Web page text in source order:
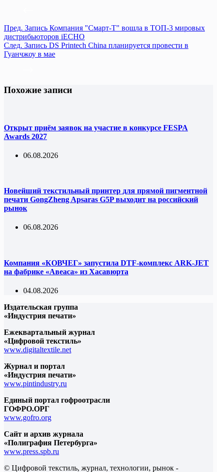
Пред. Запись Компания "Смарт-Т" вошла в ТОП-3 мировых
дистрибьюторов iECHO
След. Запись DS Printech China планируется провести в
Гуанчжоу в мае
Похожие записи
Открыт приём заявок на участие в конкурсе FESPA
Awards 2027
06.08.2026
Новейший текстильный принтер для прямой пигментной
печати GongZheng Apsaras G5P выходит на российский
рынок
06.08.2026
Компания «КОВЧЕГ» запустила DTF-комплекс ARK-JET
на фабрике «Авеаса» из Хасавюрта
04.08.2026
Издательская группа
«Индустрия печати»
Ежеквартальный журнал
«Цифровой текстиль»
www.digitaltextile.net
Журнал и портал
«Индустрия печати»
www.pintindustry.ru
Единый портал гофроотрасли
ГОФРО.ОРГ
www.gofro.org
Сайт и архив журнала
«Полиграфия Петербурга»
www.press.spb.ru
© Цифровой текстиль, журнал, технологии, рынок -